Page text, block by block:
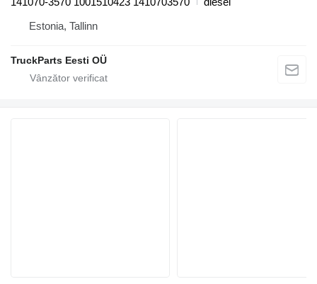
Estonia, Tallinn
TruckParts Eesti OÜ